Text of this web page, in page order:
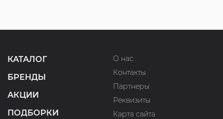
КАТАЛОГ
БРЕНДЫ
АКЦИИ
ПОДБОРКИ
О нас
Контакты
Партнеры
Реквизиты
Карта сайта